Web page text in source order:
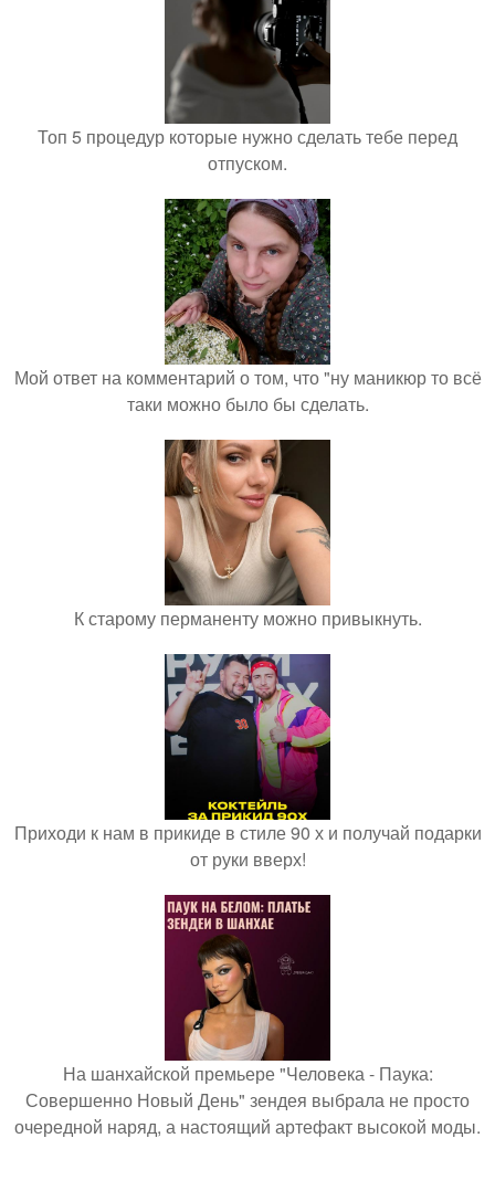
Топ 5 процедур которые нужно сделать тебе перед
отпуском.
Мой ответ на комментарий о том, что "ну маникюр то всё
таки можно было бы сделать.
К старому перманенту можно привыкнуть.
Приходи к нам в прикиде в стиле 90 х и получай подарки
от руки вверх!
На шанхайской премьере "Человека - Паука:
Совершенно Новый День" зендея выбрала не просто
очередной наряд, а настоящий артефакт высокой моды.